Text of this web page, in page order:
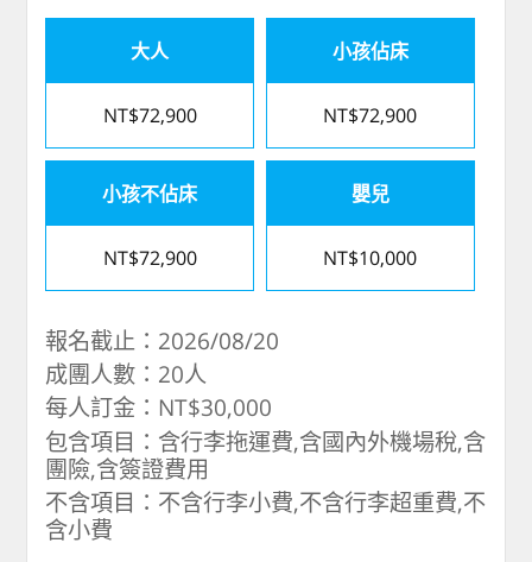
大人
NT$72,900
小孩佔床
NT$72,900
小孩不佔床
NT$72,900
嬰兒
NT$10,000
報名截止：2026/08/20
成團人數：20人
每人訂金：NT$30,000
包含項目：含行李拖運費,含國內外機場稅,含
團險,含簽證費用
不含項目：不含行李小費,不含行李超重費,不
含小費